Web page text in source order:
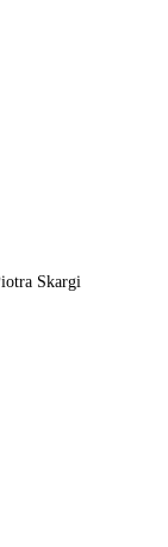
Skargi